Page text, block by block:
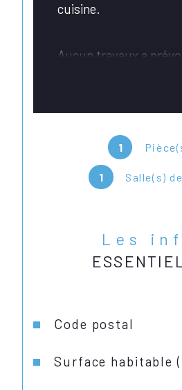
1
1 Salle(s)
Les
Caractéristiques Valeurs
Code postal
Surface habitable
cuisine.
Aucun travaux a
Frais d'agence inclus
charge de l'acquéreur.